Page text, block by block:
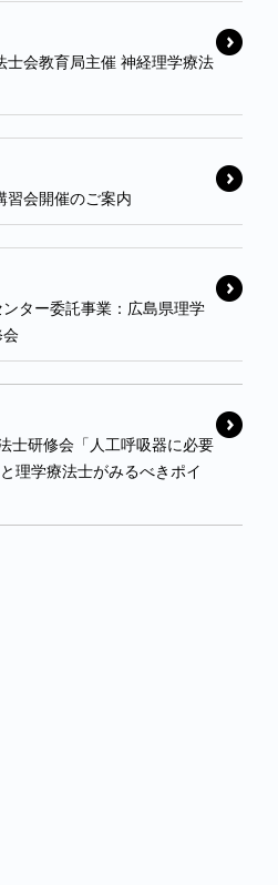
士会教育局主催 神経理学療法
習会開催のご案内
ター委託事業：広島県理学
会
研修会「人工呼吸器に必要
理学療法士がみるべきポイ